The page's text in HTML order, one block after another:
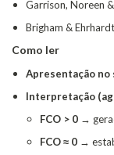
Garrison, Noreen
Brigham &
Como ler
Apresentação no
Interpretação
FCO > 0 →
FCO ≈ 0 →